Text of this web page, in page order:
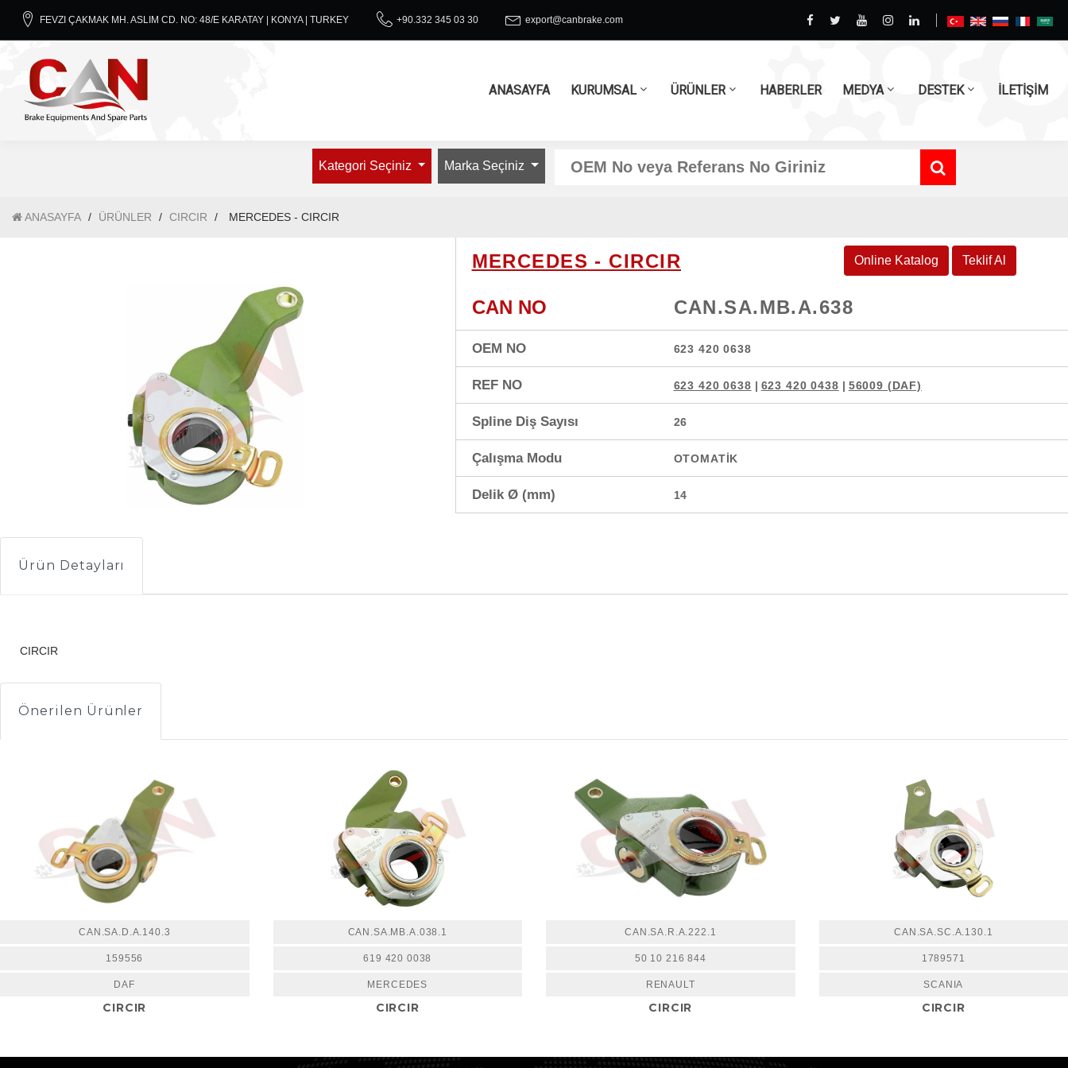
FEVZI ÇAKMAK MH. ASLIM CD. NO: 48/E KARATAY | KONYA | TURKEY +90.332 345 03 30 export@canbrake.com
ANASAYFA KURUMSAL ÜRÜNLER HABERLER MEDYA DESTEK İLETİŞİM
Kategori Seçiniz Marka Seçiniz
ANASAYFA / ÜRÜNLER / CIRCIR / MERCEDES - CIRCIR
Online Katalog Teklif Al
MERCEDES - CIRCIR
CAN NO CAN.SA.MB.A.638
OEM NO 623 420 0638
REF NO 623 420 0638 | 623 420 0438 | 56009 (DAF)
Spline Diş Sayısı 26
Çalışma Modu OTOMATIK
Delik Ø (mm) 14
Ürün Detayları
CIRCIR
Önerilen Ürünler
CAN.SA.D.A.140.3
159556
DAF
CIRCIR
CAN.SA.MB.A.038.1
619 420 0038
MERCEDES
CIRCIR
CAN.SA.R.A.222.1
50 10 216 844
RENAULT
CIRCIR
CAN.SA.SC.A.130.1
1789571
SCANIA
CIRCIR